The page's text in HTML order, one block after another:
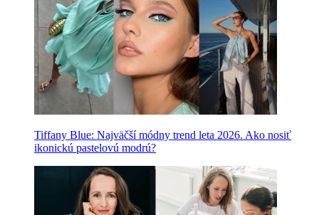
Tiffany Blue: Najväčší módny trend leta 2026. Ako nosiť
ikonickú pastelovú modrú?